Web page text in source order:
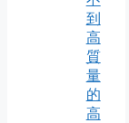
到
高
質
量
的
高